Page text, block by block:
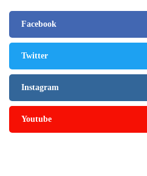
Facebook
Twitter
Instagram
Youtube